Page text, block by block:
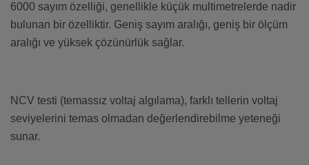
6000 sayım özelliği, genellikle küçük multimetrelerde nadir
bulunan bir özelliktir. Geniş sayım aralığı, geniş bir ölçüm
aralığı ve yüksek çözünürlük sağlar.
NCV testi (temassız voltaj algılama), farklı tellerin voltaj
seviyelerini temas olmadan değerlendirebilme yeteneği
sunar.